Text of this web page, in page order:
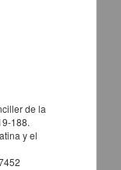
América Latina y
de la
188.
y el